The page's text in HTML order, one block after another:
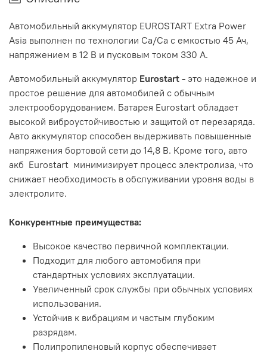
Автомобильный аккумулятор EUROSTART Extra Power
Asia выполнен по технологии Ca/Ca с емкостью 45 Ач,
напряжением в 12 В и пусковым током 330 А.
Автомобильный аккумулятор Eurostart - это надежное и
простое решение для автомобилей с обычным
электрооборудованием. Батарея Eurostart обладает
высокой виброустойчивостью и защитой от перезаряда.
Авто аккумулятор способен выдерживать повышенные
напряжения бортовой сети до 14,8 В. Кроме того, авто
акб Eurostart минимизирует процесс электролиза, что
снижает необходимость в обслуживании уровня воды в
электролите.
Конкурентные преимущества:
Высокое качество первичной комплектации.
Подходит для любого автомобиля при
стандартных условиях эксплуатации.
Увеличенный срок службы при обычных условиях
использования.
Устойчив к вибрациям и частым глубоким
разрядам.
Полипропиленовый корпус обеспечивает